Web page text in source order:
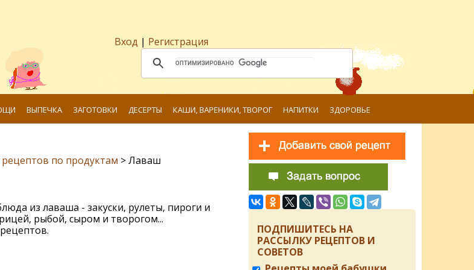
Вход | Регистрация
ВЫПЕЧКА ЗАГОТОВКИ ДЕСЕРТЫ КАШИ, ВАРЕНИКИ, ТВОРОГ НАПИТКИ ЗДОРОВЬЕ
по продуктам >Лаваш
из лаваша - закуски, рулеты, пироги и
рыбой, сыром и творогом...
ПОДПИШИТЕСЬ НА
РАССЫЛКУ РЕЦЕПТОВ И
СОВЕТОВ